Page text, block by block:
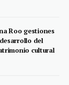
Roo gestiones
del
cultural